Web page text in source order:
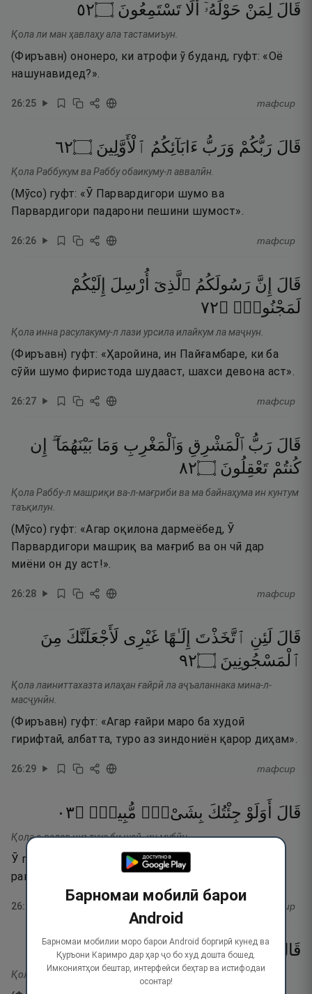
قَالَ لِمَنْ حَوْلَهُۥٓ أَلَا تَسْتَمِعُونَ ۝٢٥
Қола ли ман ҳавлаҳу ала тастамиъун.
(Фиръавн) ононеро, ки атрофи ӯ буданд, гуфт: «Оё
нашунавидед?».
26:25 тафсир
قَالَ رَبُّكُمْ وَرَبُّ ءَابَآئِكُمُ ٱلْأَوَّلِينَ ۝٢٦
Қола Раббукум ва Раббу обаикуму-л аввалӣн.
(Мӯсо) гуфт: «Ӯ Парвардигори шумо ва
Парвардигори падарони пешини шумост».
26:26 тафсир
قَالَ إِنَّ رَسُولَكُمُ ٱلَّذِىٓ أُرْسِلَ
إِلَيْكُمْ
لَمَجْنُونٌۭ ۝٢٧
Қола инна расулакуму-л лази урсила илайкум ла маҷнун.
(Фиръавн) гуфт: «Ҳаройина, ин Пайғамбаре, ки ба
сӯйи шумо фиристода шудааст, шахси девона аст».
26:27 тафсир
قَالَ رَبُّ ٱلْمَشْرِقِ وَٱلْمَغْرِبِ وَمَا بَيْنَهُمَآ ۖ
إِن
كُنتُمْ تَعْقِلُونَ ۝٢٨
Қола Раббу-л машриқи ва-л-мағриби ва ма байнаҳума ин кунтум
таъқилун.
(Мӯсо) гуфт: «Агар оқилона дармеёбед, Ӯ
Парвардигори машриқ ва мағриб ва он чӣ дар
миёни он ду аст!».
26:28 тафсир
قَالَ لَئِنِ ٱتَّخَذْتَ إِلَـٰهًا غَيْرِى لَأَجْعَلَنَّكَ مِنَ
ٱلْمَسْجُونِينَ ۝٢٩
Қола лаиниттахазта илаҳан ғайрӣ ла аҷъаланнака мина-л-
масҷунӣн.
(Фиръавн) гуфт: «Агар ғайри маро ба худоӣ
гирифтаӣ, албатта, туро аз зиндониён қарор диҳам».
26:29 тафсир
قَالَ أَوَلَوْ جِئْتُكَ بِشَىْءٍۢ مُّبِينٍۢ ۝٣٠
Қола а-валав ҷиътука би шай- ин мубӣн.
Ӯ гуфт: «(Оё зиндонӣ мекунӣ) агарчи пеши ту чизи
равшанро биёрам?»
26: тафсир
قَالَ فَأْتِ بِهِۦٓ إِن كُنتَ مِنَ ٱلصَّـٰدِقِينَ ۝
Қола фаъти биҳи ин кунта мина-с-содиқӣн.
Барномаи мобилӣ барои
Android
Барномаи мобилии моро барои Android боргирӣ кунед ва
Қуръони Каримро дар ҳар ҷо бо худ дошта бошед.
Имкониятҳои бештар, интерфейси беҳтар ва истифодаи
осонтар!